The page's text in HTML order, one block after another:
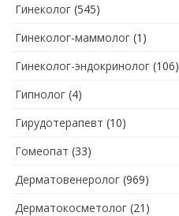
Гинеколог (545)
Гинеколог-маммолог (1)
Гинеколог-эндокринолог (106)
Гипнолог (4)
Гирудотерапевт (10)
Гомеопат (33)
Дерматовенеролог (969)
Дерматокосметолог (21)